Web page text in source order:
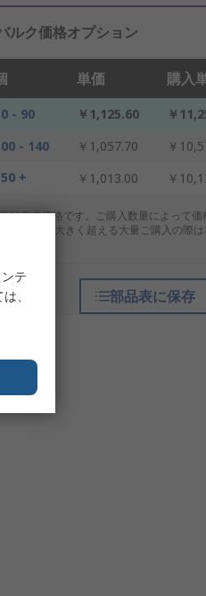
ルク価格オプション
単価 購入
- 90 ￥1,125.60
￥
- 140
￥1,057.70
￥
+
￥1,013.00 ￥
は参考価格です。ご購入数量によって価
上記数量を大きく超える大量ご購入の際
部品表に保存
テ
、